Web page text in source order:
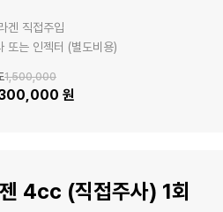
겐 직접주입
또는 인젝터 (별도비용)
1,500,000
원
4cc (직접주사) 1회